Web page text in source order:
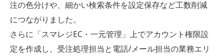
注の色分けや、細かい検索条件を設定保存など工数削減
につながりました。
さらに「スマレジEC・一元管理」上でアカウント権限設
定を作成し、受注処理担当と電話/メール担当の業務エリ